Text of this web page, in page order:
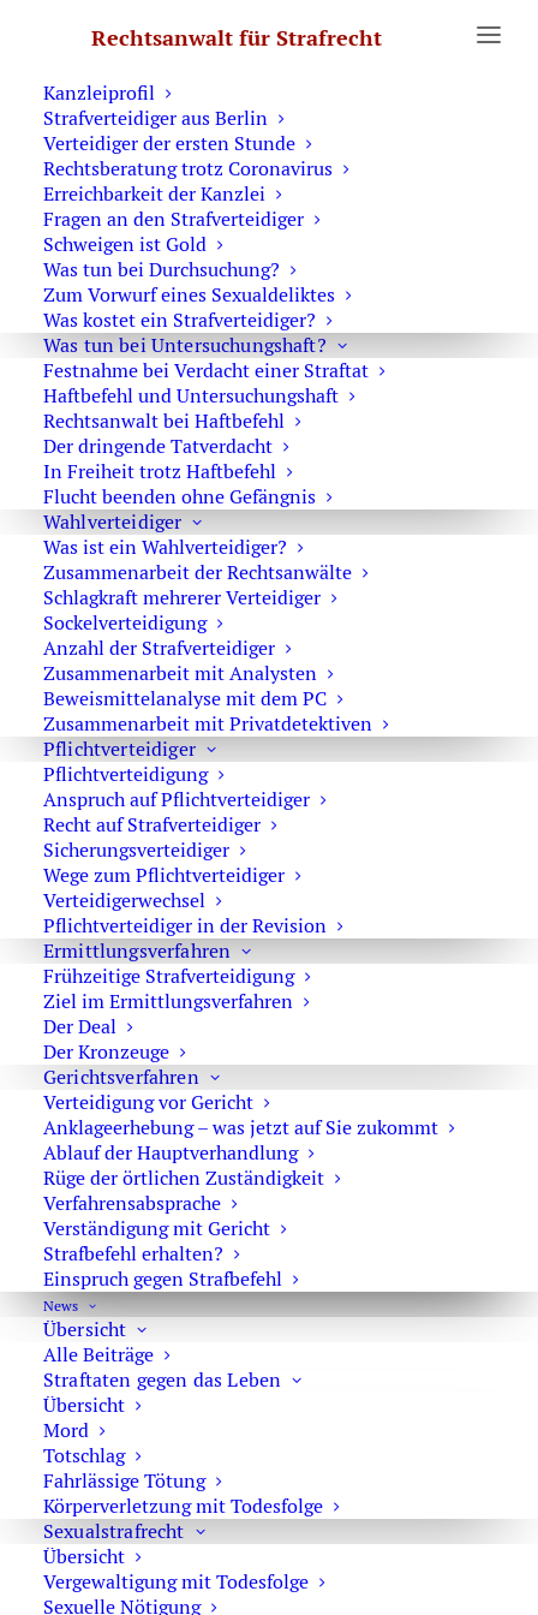
Rechtsanwalt für Strafrecht
Was Sie wissen sollten
Kanzleiprofil
Strafverteidiger aus Berlin
Verteidiger der ersten Stunde
Rechtsberatung trotz Coronavirus
Erreichbarkeit der Kanzlei
Fragen an den Strafverteidiger
Schweigen ist Gold
Was tun bei Durchsuchung?
Zum Vorwurf eines Sexualdeliktes
Was kostet ein Strafverteidiger?
Was tun bei Untersuchungshaft?
Festnahme bei Verdacht einer Straftat
Haftbefehl und Untersuchungshaft
Rechtsanwalt bei Haftbefehl
Der dringende Tatverdacht
In Freiheit trotz Haftbefehl
Flucht beenden ohne Gefängnis
Wahlverteidiger
Was ist ein Wahlverteidiger?
Zusammenarbeit der Rechtsanwälte
Schlagkraft mehrerer Verteidiger
Sockelverteidigung
Anzahl der Strafverteidiger
Zusammenarbeit mit Analysten
Beweismittelanalyse mit dem PC
Zusammenarbeit mit Privatdetektiven
Pflichtverteidiger
Pflichtverteidigung
Anspruch auf Pflichtverteidiger
Recht auf Strafverteidiger
Sicherungsverteidiger
Wege zum Pflichtverteidiger
Verteidigerwechsel
Pflichtverteidiger in der Revision
Ermittlungsverfahren
Frühzeitige Strafverteidigung
Ziel im Ermittlungsverfahren
Der Deal
Der Kronzeuge
Gerichtsverfahren
Verteidigung vor Gericht
Anklageerhebung – was jetzt auf Sie zukommt
Ablauf der Hauptverhandlung
Rüge der örtlichen Zuständigkeit
Verfahrensabsprache
Verständigung mit Gericht
Strafbefehl erhalten?
Einspruch gegen Strafbefehl
News
Übersicht
Alle Beiträge
Straftaten gegen das Leben
Übersicht
Mord
Totschlag
Fahrlässige Tötung
Körperverletzung mit Todesfolge
Sexualstrafrecht
Übersicht
Vergewaltigung mit Todesfolge
Sexuelle Nötigung
Home Archive by Category "Beweismittel"
Beweiserhebung des Strafrechts –
Wahrheitsfindung als Ziel
Beweismittel im Strafprozess
Widerspruch gegen die Verwertung
der Vernehmung
Beweismethodenverbote im
Strafprozess
Strafverteidiger-Notruf (z. B. bei
Festnahme oder
Hausdurchsuchungen):
0171 65 43 669
Sie erreichen die Anwaltskanzlei an den
Wochentagen über das Sekretariat.
Die Sekretärinnen sind zur Verschwiegenheit
verpflichtet. Erforderliche Erstinformationen
können Sie ihnen anvertrauen.
Rechtsanwalt Oliver Marson
Adresse: Kurfürstendamm 66, 10707 Berlin
Telefon:+49 30 720 22 970
Fax +49 30 720 22 771
E-Mail:marson@anwaltmarson.de
Hilfe im Notfall